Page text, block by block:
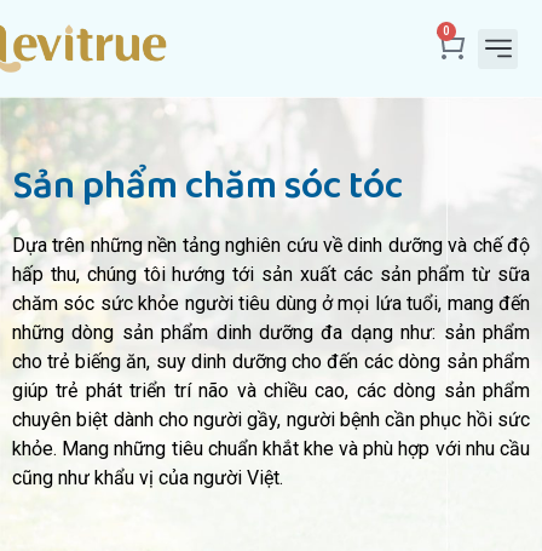
0
Sản phẩm chăm sóc tóc
Dựa trên những nền tảng nghiên cứu về dinh dưỡng và chế độ
hấp thu, chúng tôi hướng tới sản xuất các sản phẩm từ sữa
chăm sóc sức khỏe người tiêu dùng ở mọi lứa tuổi, mang đến
những dòng sản phẩm dinh dưỡng đa dạng như: sản phẩm
cho trẻ biếng ăn, suy dinh dưỡng cho đến các dòng sản phẩm
giúp trẻ phát triển trí não và chiều cao, các dòng sản phẩm
chuyên biệt dành cho người gầy, người bệnh cần phục hồi sức
khỏe. Mang những tiêu chuẩn khắt khe và phù hợp với nhu cầu
cũng như khẩu vị của người Việt.